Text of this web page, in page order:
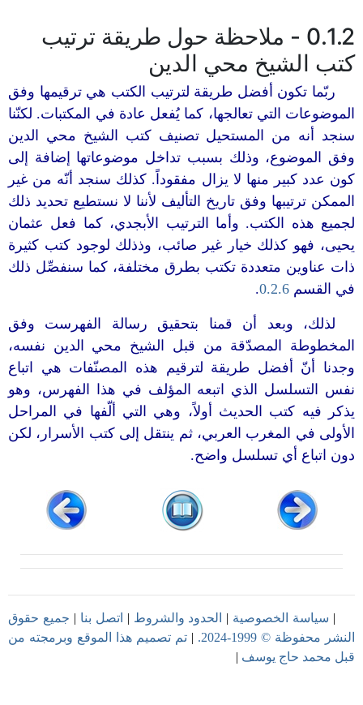
0.1.2 - ملاحظة حول طريقة ترتيب
كتب الشيخ محي الدين
ربّما تكون أفضل طريقة لترتيب الكتب هي ترقيمها وفق
الموضوعات التي تعالجها، كما يُفعل عادة في المكتبات. لكنّنا
سنجد أنه من المستحيل تصنيف كتب الشيخ محي الدين
وفق الموضوع، وذلك بسبب تداخل موضوعاتها إضافة إلى
كون عدد كبير منها لا يزال مفقوداً. كذلك سنجد أنّه من غير
الممكن ترتيبها وفق تاريخ التأليف لأننا لا نستطيع تحديد ذلك
لجميع هذه الكتب. وأما الترتيب الأبجدي، كما فعل عثمان
يحيى، فهو كذلك خيار غير صائب، وذذلك لوجود كتب كثيرة
ذات عناوين متعددة تكتب بطرق مختلفة، كما سنفصِّل ذلك
في القسم 0.2.6
.
لذلك، وبعد أن قمنا بتحقيق رسالة الفهرست وفق
المخطوطة المصدّقة من قبل الشيخ محي الدين نفسه،
وجدنا أنّ أفضل طريقة لترقيم هذه المصنّفات هي اتباع
نفس التسلسل الذي اتبعه المؤلف في هذا الفهرس، وهو
يذكر فيه كتب الحديث أولاً، وهي التي ألّفها في المراحل
الأولى في المغرب العربي، ثم ينتقل إلى كتب الأسرار، لكن
دون اتباع أي تسلسل واضح.
سياسة الخصوصية الحدود والشروط اتصل بنا
جميع حقوق
النشر محفوظة © 1999-2024.
تم تصميم هذا الموقع وبرمجته من
قبل محمد حاج يوسف